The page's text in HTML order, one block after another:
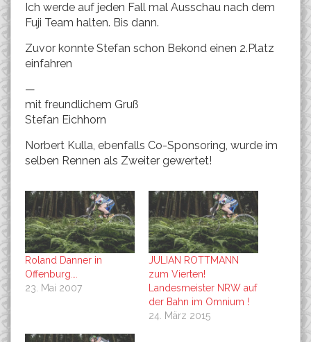
Ich werde auf jeden Fall mal Ausschau nach dem
Fuji Team halten. Bis dann.
Zuvor konnte Stefan schon Bekond einen 2.Platz
einfahren
—
mit freundlichem Gruß
Stefan Eichhorn
Norbert Kulla, ebenfalls Co-Sponsoring, wurde im
selben Rennen als Zweiter gewertet!
Roland Danner in
Offenburg….
23. Mai 2007
JULIAN ROTTMANN
zum Vierten!
Landesmeister NRW auf
der Bahn im Omnium !
24. März 2015